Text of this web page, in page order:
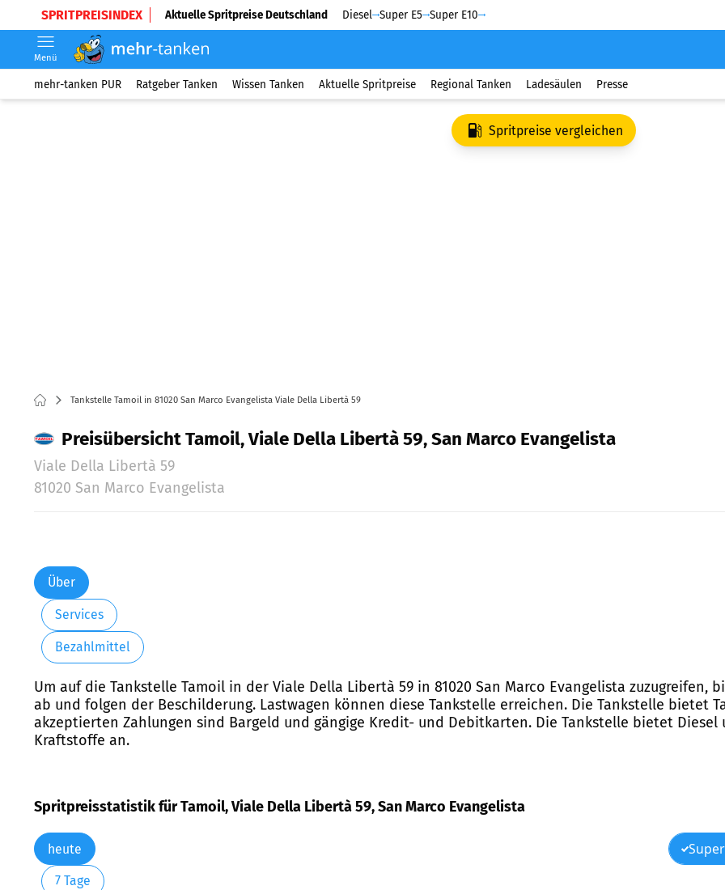
SPRITPREISINDEX Aktuelle Spritpreise Deutschland Diesel Super E5 Super E10
Menü
mehr-tanken PUR Ratgeber Tanken Wissen Tanken Aktuelle Spritpreise Regional Tanken Ladesäulen Presse
Spritpreise vergleichen
Tankstelle Tamoil in 81020 San Marco Evangelista Viale Della Libertà 59
Preisübersicht Tamoil, Viale Della Libertà 59, San Marco Evangelista
Viale Della Libertà 59
81020 San Marco Evangelista
Über
Services
Bezahlmittel
Um auf die Tankstelle Tamoil in der Viale Della Libertà 59 in 81020 San Marco Evangelista zuzugreifen,
ab und folgen der Beschilderung. Lastwagen können diese Tankstelle erreichen. Die Tankstelle bietet
akzeptierten Zahlungen sind Bargeld und gängige Kredit- und Debitkarten. Die Tankstelle bietet Diesel
Kraftstoffe an.
Spritpreisstatistik für Tamoil, Viale Della Libertà 59, San Marco Evangelista
heute
7 Tage